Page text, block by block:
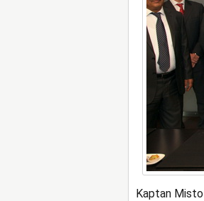
Kaptan Misto